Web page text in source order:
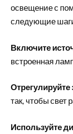
освещение с
следующие
Включите
встроенная
Отрегулируйте
так, чтобы свет
Используйте